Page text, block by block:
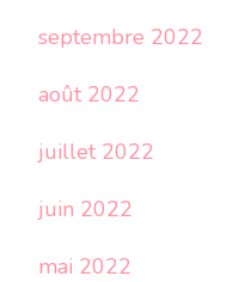
septembre 2022
août 2022
juillet 2022
juin 2022
mai 2022